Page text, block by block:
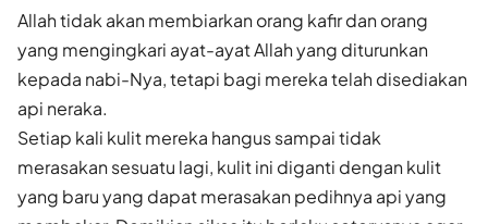
Allah tidak akan membiarkan orang kafir dan orang
yang mengingkari ayat-ayat Allah yang diturunkan
kepada nabi-Nya, tetapi bagi mereka telah disediakan
api neraka.
Setiap kali kulit mereka hangus sampai tidak
merasakan sesuatu lagi, kulit ini diganti dengan kulit
yang baru yang dapat merasakan pedihnya api yang